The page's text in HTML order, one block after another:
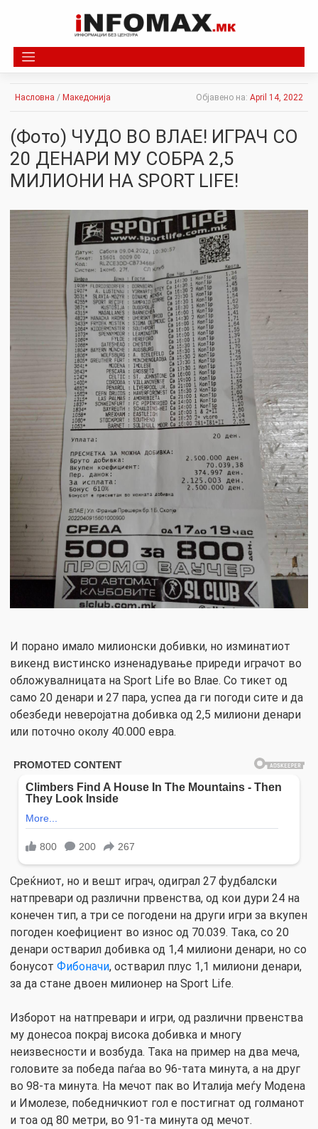
Насловна / Македонија Објавено на: April 14, 2022
(Фото) ЧУДО ВО ВЛАЕ! ИГРАЧ СО
20 ДЕНАРИ МУ СОБРА 2,5
МИЛИОНИ НА SPORT LIFE!
И порано имало милионски добивки, но изминатиот
викенд вистинско изненадување приреди играчот во
обложувалницата на Sport Life во Влае. Со тикет од
само 20 денари и 27 пара, успеа да ги погоди сите и да
обезбеди неверојатна добивка од 2,5 милиони денари
или поточно околу 40.000 евра.
Среќниот, но и вешт играч, одиграл 27 фудбалски
натпревари од различни првенства, од кои дури 24 на
конечен тип, а три се погодени на други игри за вкупен
погоден коефициент во износ од 70.039. Така, со 20
денари остварил добивка од 1,4 милиони денари, но со
бонусот Фибоначи, остварил плус 1,1 милиони денари,
за да стане двоен милионер на Sport Life.
Изборот на натпревари и игри, од различни првенства
му донесоа покрај висока добивка и многу
неизвесности и возбуда. Така на пример на два меча,
головите за победа паѓаа во 96-тата минута, а на друг
во 98-та минута. На мечот пак во Италија меѓу Модена
и Имолезе, победничкиот гол е постигнат од голманот
и тоа од 80 метри, во 91-та минута од мечот.